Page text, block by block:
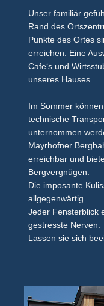
Unser familiär
Rand des
Punkte des Ortes
erreichen. Eine
Cafe‘s und
unseres Hauses.
Im Sommer
technische
unternommen
Mayrhofner
erreichbar und
Bergvergnügen.
Die imposante
allgegenwärtig.
Jeder Fensterblick
gestresste Nerven.
Lassen sie sich